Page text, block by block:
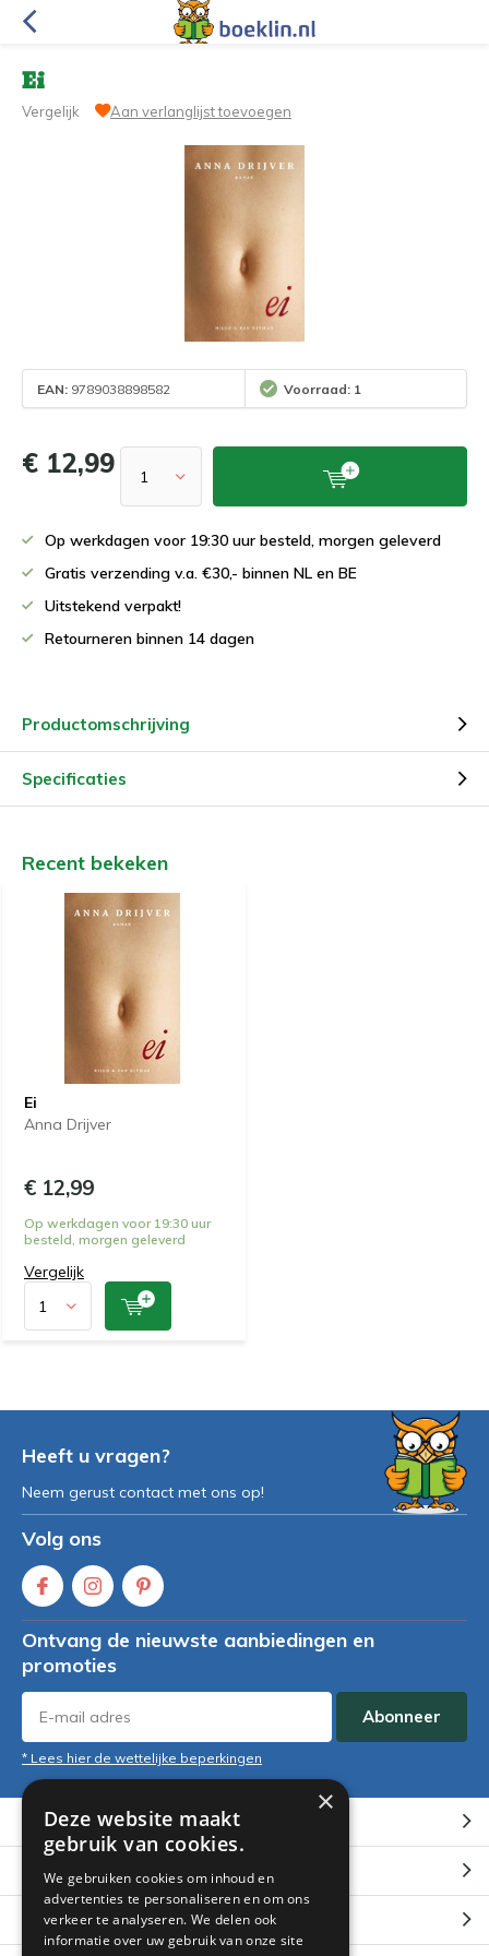
Ei
Vergelijk Aan verlanglijst toevoegen
EAN: 9789038898582 Voorraad: 1
€ 12,99
Op werkdagen voor 19:30 uur besteld, morgen geleverd
Gratis verzending v.a. €30,- binnen NL en BE
Uitstekend verpakt!
Retourneren binnen 14 dagen
Productomschrijving
Specificaties
Recent bekeken
Ei
Anna Drijver
€ 12,99
Op werkdagen voor 19:30 uur
besteld, morgen geleverd
Vergelijk
Heeft u vragen?
Neem gerust contact met ons op!
Volg ons
Ontvang de nieuwste aanbiedingen en
promoties
Abonneer
* Lees hier de wettelijke beperkingen
Klantenservice
Mijn account
Categorieën
×
Deze website maakt
gebruik van cookies.
We gebruiken cookies om inhoud en
advertenties te personaliseren en om ons
verkeer te analyseren. We delen ook
informatie over uw gebruik van onze site